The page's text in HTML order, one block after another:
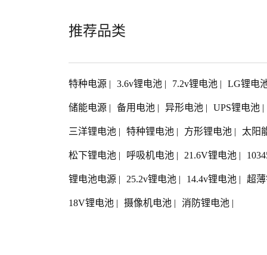
推荐品类
特种电源 | 3.6v锂电池 | 7.2v锂电池 | LG锂电
储能电源 | 备用电池 | 异形电池 | UPS锂电池 |
三洋锂电池 | 特种锂电池 | 方形锂电池 | 太阳
松下锂电池 | 呼吸机电池 | 21.6V锂电池 |
锂电池电源 | 25.2v锂电池 | 14.4v锂电池 | 超
18V锂电池 | 摄像机电池 | 消防锂电池 |